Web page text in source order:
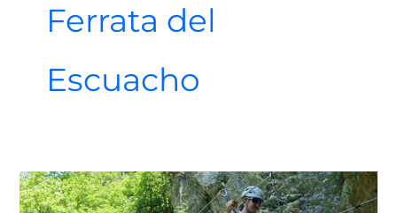
Ferrata del
Escuacho
Vía
Ferrata